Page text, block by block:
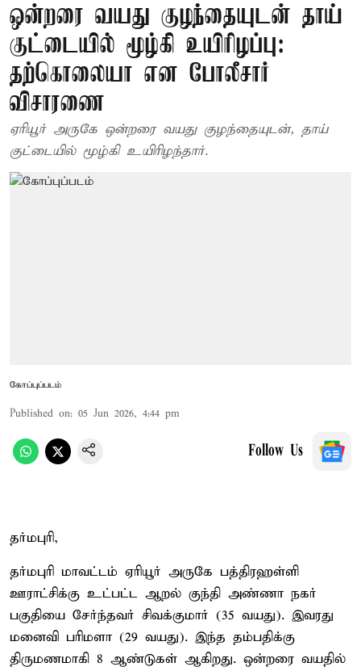
ஒன்றரை வயது குழந்தையுடன் தாய்
குட்டையில் மூழ்கி உயிரிழப்பு:
தற்கொலையா என போலீசார்
விசாரணை
ஏரியூர் அருகே ஒன்றரை வயது குழந்தையுடன், தாய்
குட்டையில் மூழ்கி உயிரிழந்தார்.
கோப்புப்படம்
Published on: 05 Jun 2026, 4:44 pm
Follow Us
தர்மபுரி,
தர்மபுரி மாவட்டம் ஏரியூர் அருகே பத்திரஹள்ளி
ஊராட்சிக்கு உட்பட்ட ஆறல் குந்தி அண்ணா நகர்
பகுதியை சேர்ந்தவர் சிவக்குமார் (35 வயது). இவரது
மனைவி பரிமளா (29 வயது). இந்த தம்பதிக்கு
திருமணமாகி 8 ஆண்டுகள் ஆகிறது. ஒன்றரை வயதில்